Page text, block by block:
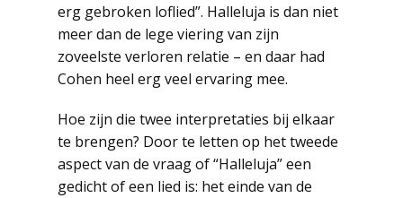
erg gebroken loflied”. Halleluja is dan niet
meer dan de lege viering van zijn
zoveelste verloren relatie – en daar had
Cohen heel erg veel ervaring mee.
Hoe zijn die twee interpretaties bij elkaar
te brengen? Door te letten op het tweede
aspect van de vraag of “Halleluja” een
gedicht of een lied is: het einde van de